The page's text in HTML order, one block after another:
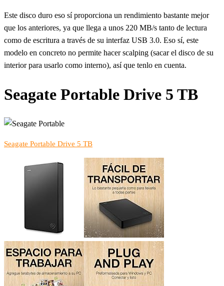
Este disco duro eso sí proporciona un rendimiento bastante mejor
que los anteriores, ya que llega a unos 220 MB/s tanto de lectura
como de escritura a través de su interfaz USB 3.0. Eso sí, este
modelo en concreto no permite hacer scalping (sacar el disco de su
interior para usarlo como interno), así que tenlo en cuenta.
Seagate Portable Drive 5 TB
Seagate Portable Drive 5 TB